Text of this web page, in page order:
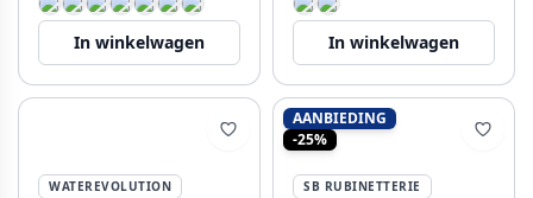
In winkelwagen In winkelwagen
WATEREVOLUTION
AANBIEDING
-25%
SB RUBINETTERIE